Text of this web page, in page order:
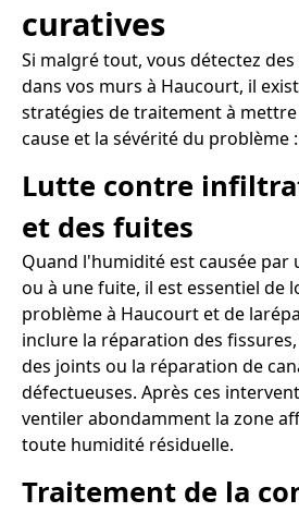
curatives
Si malgré tout, vous détectez
dans vos murs à Haucourt, il
stratégies de traitement à mettre
cause et la sévérité du problème :
Lutte contre
et des fuites
Quand l'humidité est causée
ou à une fuite, il est essentiel de
problème à Haucourt et de
inclure la réparation des
des joints ou la réparation de
défectueuses. Après ces
ventiler abondamment la zone
toute humidité résiduelle.
Traitement de la